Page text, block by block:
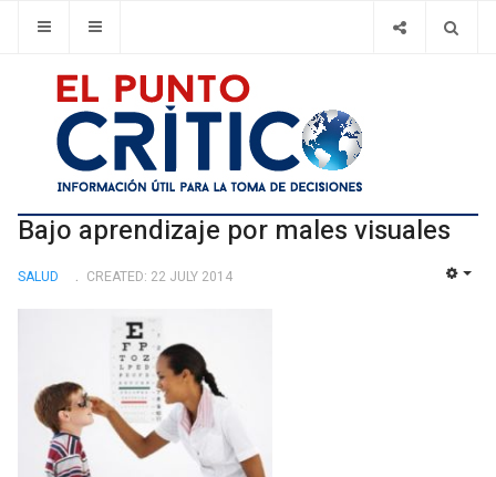
Bajo aprendizaje por males visuales
SALUD CREATED: 22 JULY 2014